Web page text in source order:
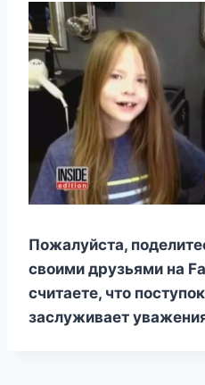
Пожалуйста,
своими друзьями на
считаете, что
заслуживает